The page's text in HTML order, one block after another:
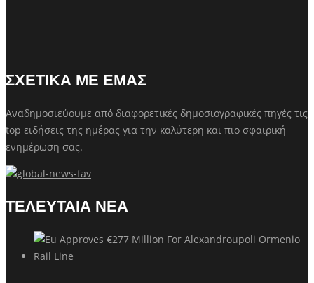
ΣΧΕΤΙΚΑ ΜΕ ΕΜΑΣ
Αναδημοσιεύουμε από διαφορετικές δημοσιογραφικές πηγές τις
top ειδήσεις της ημέρας για την καλύτερη και πιο σφαιρική
ενημέρωση σας.
ΤΕΛΕΥΤΑΙΑ ΝΕΑ